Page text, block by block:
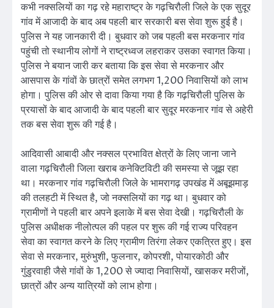
कभी नक्सलियों का गढ़ रहे महाराष्ट्र के गढ़चिरौली जिले के एक सुदूर
गांव में आजादी के बाद अब पहली बार सरकारी बस सेवा शुरू हुई है।
पुलिस ने यह जानकारी दी। बुधवार को जब पहली बस मरकनार गांव
पहुंची तो स्थानीय लोगों ने राष्ट्रध्वज लहराकर उसका स्वागत किया।
पुलिस ने बयान जारी कर बताया कि इस सेवा से मरकनार और
आसपास के गांवों के छात्रों समेत लगभग 1,200 निवासियों को लाभ
होगा। पुलिस की ओर से दावा किया गया है कि गढ़चिरौली पुलिस के
प्रयासों के बाद आजादी के बाद पहली बार सुदूर मरकनार गांव से अहेरी
तक बस सेवा शुरू की गई है।
आदिवासी आबादी और नक्सल प्रभावित क्षेत्रों के लिए जाना जाने
वाला गढ़चिरौली जिला खराब कनेक्टिविटी की समस्या से जूझ रहा
था। मरकनार गांव गढ़चिरौली जिले के भामरागढ़ उपखंड में अबूझमाड़
की तलहटी में स्थित है, जो नक्सलियों का गढ़ था। बुधवार को
ग्रामीणों ने पहली बार अपने इलाके में बस सेवा देखी। गढ़चिरौली के
पुलिस अधीक्षक नीलोत्पल की पहल पर शुरू की गई राज्य परिवहन
सेवा का स्वागत करने के लिए ग्रामीण तिरंगा लेकर एकत्रित हुए। इस
सेवा से मरकनार, मुरुंभुशी, फुलनार, कोपरशी, पोयारकोठी और
गुंडुरवाही जैसे गांवों के 1,200 से ज्यादा निवासियों, खासकर मरीजों,
छात्रों और अन्य यात्रियों को लाभ होगा।